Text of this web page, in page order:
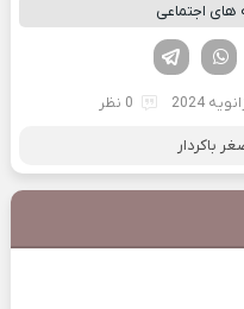
های اجتماعی
لینکدین
0 نظر
باکردار